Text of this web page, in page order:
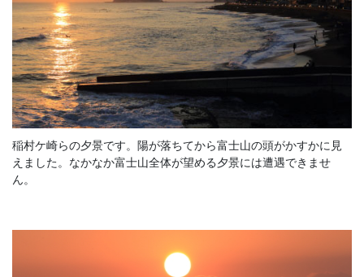
稲村ケ崎らの夕景です。陽が落ちてから富士山の頭がかすかに見
えました。なかなか富士山全体が望める夕景には遭遇できませ
ん。